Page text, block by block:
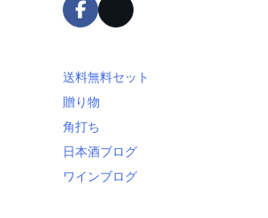
送料無料セット
贈り物
角打ち
日本酒ブログ
ワインブログ